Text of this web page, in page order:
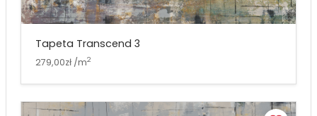
Tapeta Transcend 3
279,00zł /m2